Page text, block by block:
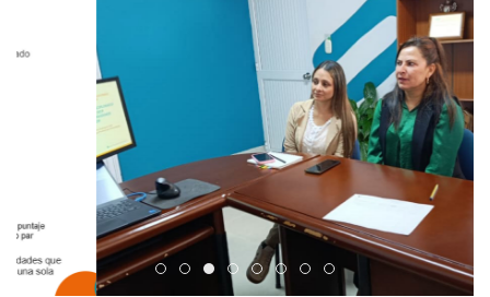
Edicto Emplazatorio a los Afiliados en el Régimen
Pasto Salud ESE lidera gestión institucional
Pasto Salud E.S.E. capacita a sus equipos
Último día para inscripciones en
Viceministro garantiza
Mil pesos que salvan vidas:
Cápsula 18-26 - Reporte
Cápsula 17-26 -